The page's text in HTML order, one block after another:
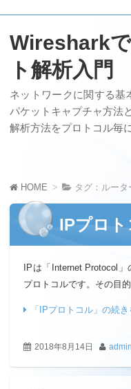
Wireshark
ト解析入門
ネットワークに関する基
パケットキャプチャ方法
解析方法をプロトコル毎
HOME タグ：ルータ
IPプロ
IPは「Internet Protocol
プロトコルです。その目
「IPプロトコル」の続
2018年8月14日 admin